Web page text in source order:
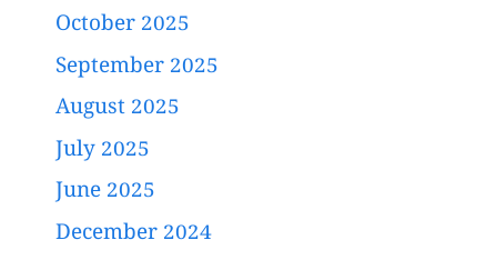
October 2025
September 2025
August 2025
July 2025
June 2025
December 2024